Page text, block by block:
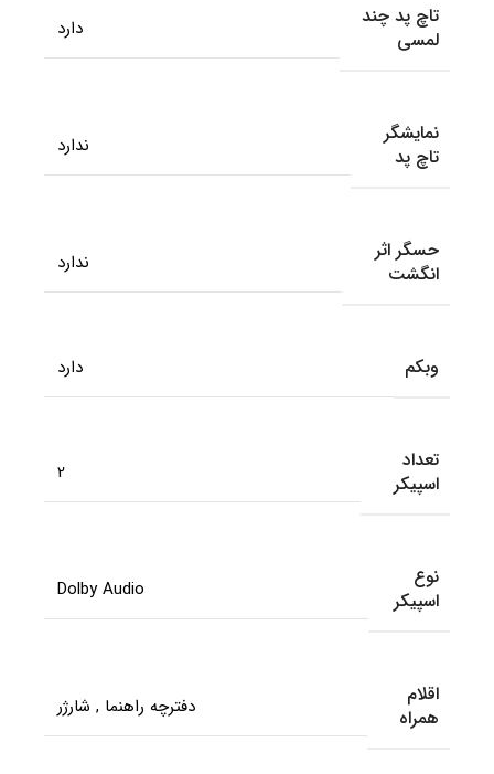
تاچ پد چند
لمسی
دارد
نمایشگر
تاچ پد
ندارد
حسگر اثر
انگشت
ندارد
وبکم دارد
تعداد
اسپیکر
2
نوع
اسپیکر
Dolby Audio
اقلام
همراه
دفترچه راهنما , شارژر